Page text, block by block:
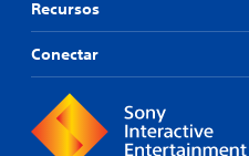
Recursos
Conectar